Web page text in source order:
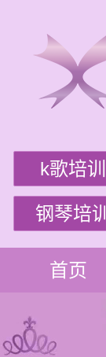
k歌培训
钢琴培训
首页